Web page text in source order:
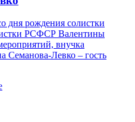
дня рождения солистки
РСФСР Валентины
внучка
Семанова-Левко – гость